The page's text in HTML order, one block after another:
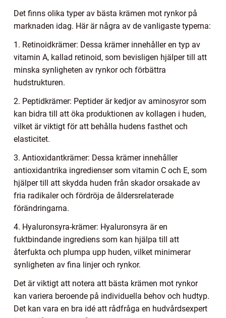
Det finns olika typer av bästa krämen mot rynkor på
marknaden idag. Här är några av de vanligaste typerna:
1. Retinoidkrämer: Dessa krämer innehåller en typ av
vitamin A, kallad retinoid, som bevisligen hjälper till att
minska synligheten av rynkor och förbättra
hudstrukturen.
2. Peptidkrämer: Peptider är kedjor av aminosyror som
kan bidra till att öka produktionen av kollagen i huden,
vilket är viktigt för att behålla hudens fasthet och
elasticitet.
3. Antioxidantkrämer: Dessa krämer innehåller
antioxidantrika ingredienser som vitamin C och E, som
hjälper till att skydda huden från skador orsakade av
fria radikaler och fördröja de åldersrelaterade
förändringarna.
4. Hyaluronsyra-krämer: Hyaluronsyra är en
fuktbindande ingrediens som kan hjälpa till att
återfukta och plumpa upp huden, vilket minimerar
synligheten av fina linjer och rynkor.
Det är viktigt att notera att bästa krämen mot rynkor
kan variera beroende på individuella behov och hudtyp.
Det kan vara en bra idé att rådfråga en hudvårdsexpert